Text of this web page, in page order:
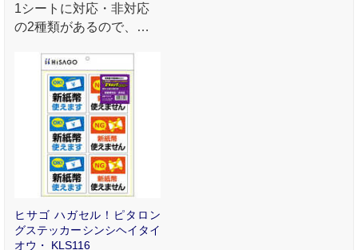
1シートに対応・非対応
の2種類があるので、状
できます。
ヒサゴ ハガセル！ピタロン
グステッカーシンシヘイタイ
オウ・ KLS116